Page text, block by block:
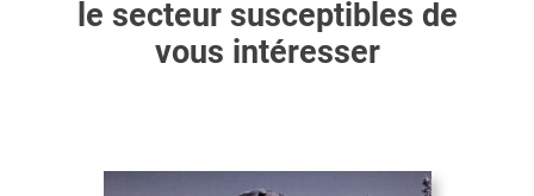
le secteur susceptibles de
vous intéresser